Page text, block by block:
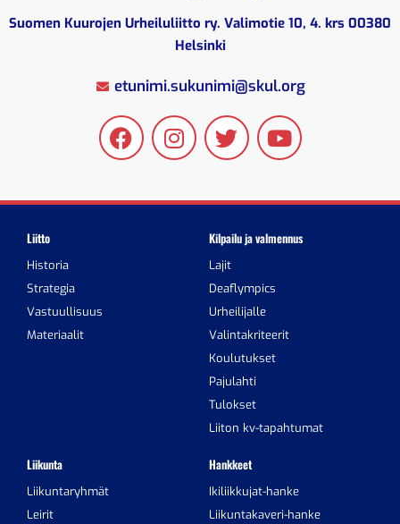
Suomen Kuurojen Urheiluliitto ry. Valimotie 10, 4. krs 00380
Helsinki
etunimi.sukunimi@skul.org
Liitto
Historia
Strategia
Vastuullisuus
Materiaalit
Kilpailu ja valmennus
Lajit
Deaflympics
Urheilijalle
Valintakriteerit
Koulutukset
Pajulahti
Tulokset
Liiton kv-tapahtumat
Liikunta
Liikuntaryhmät
Leirit
Hankkeet
Ikiliikkujat-hanke
Liikuntakaveri-hanke